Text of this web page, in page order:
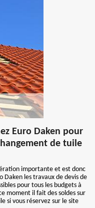
Euro Daken pour
de tuile
importante et est donc
Daken les travaux de devis de
pour tous les budgets à
moment il fait des soldes sur
si vous réservez sur le site